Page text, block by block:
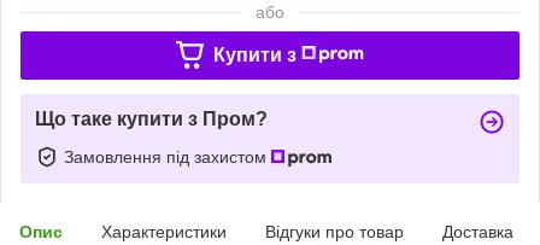
або
Купити з
Що таке купити з Пром?
Замовлення під захистом
Опис Характеристики Відгуки про товар Доставка